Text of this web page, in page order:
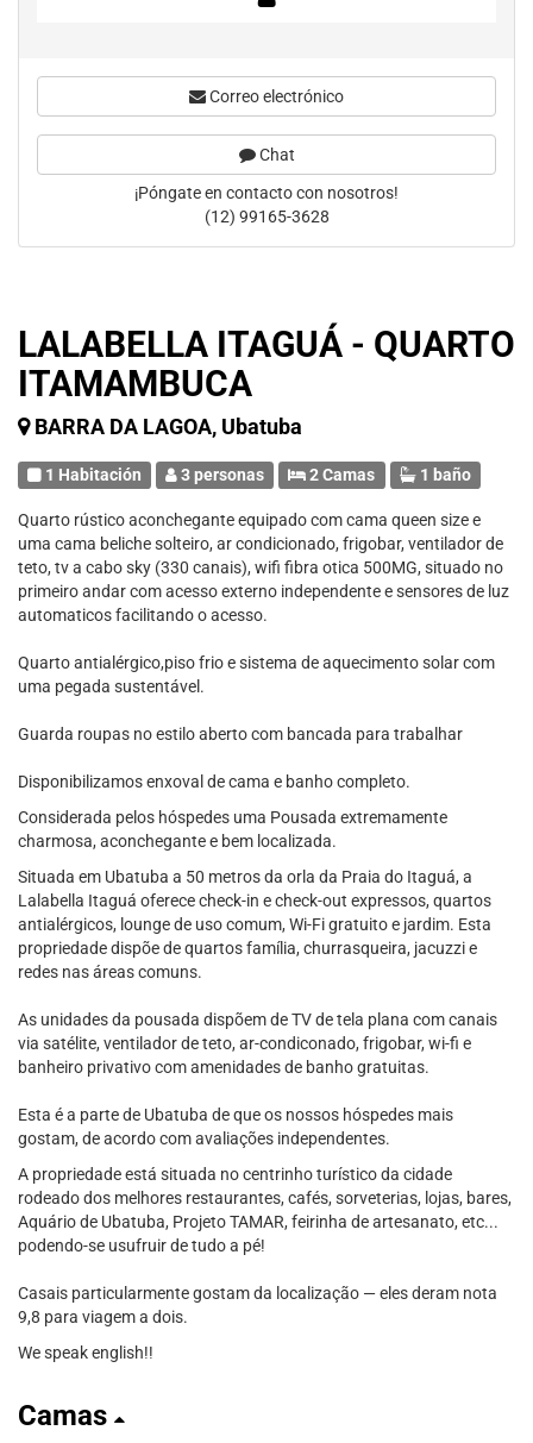
LALABELLA ITAGUÁ - QUARTO
ITAMAMBUCA
BARRA DA LAGOA, Ubatuba
1 Habitación 3 personas 2 Camas 1 baño
Quarto rústico aconchegante equipado com cama queen size e
uma cama beliche solteiro, ar condicionado, frigobar, ventilador de
teto, tv a cabo sky (330 canais), wifi fibra otica 500MG, situado no
primeiro andar com acesso externo independente e sensores de luz
automaticos facilitando o acesso.
Quarto antialérgico,piso frio e sistema de aquecimento solar com
uma pegada sustentável.
Guarda roupas no estilo aberto com bancada para trabalhar
Disponibilizamos enxoval de cama e banho completo.
Considerada pelos hóspedes uma Pousada extremamente
charmosa, aconchegante e bem localizada.
Situada em Ubatuba a 50 metros da orla da Praia do Itaguá, a
Lalabella Itaguá oferece check-in e check-out expressos, quartos
antialérgicos, lounge de uso comum, Wi-Fi gratuito e jardim. Esta
propriedade dispõe de quartos família, churrasqueira, jacuzzi e
redes nas áreas comuns.
As unidades da pousada dispõem de TV de tela plana com canais
via satélite, ventilador de teto, ar-condiconado, frigobar, wi-fi e
banheiro privativo com amenidades de banho gratuitas.
Esta é a parte de Ubatuba de que os nossos hóspedes mais
gostam, de acordo com avaliações independentes.
A propriedade está situada no centrinho turístico da cidade
rodeado dos melhores restaurantes, cafés, sorveterias, lojas, bares,
Aquário de Ubatuba, Projeto TAMAR, feirinha de artesanato, etc...
podendo-se usufruir de tudo a pé!
Casais particularmente gostam da localização — eles deram nota
9,8 para viagem a dois.
We speak english!!
Camas
Correo electrónico
Chat
¡Póngate en contacto con nosotros!
(12) 99165-3628